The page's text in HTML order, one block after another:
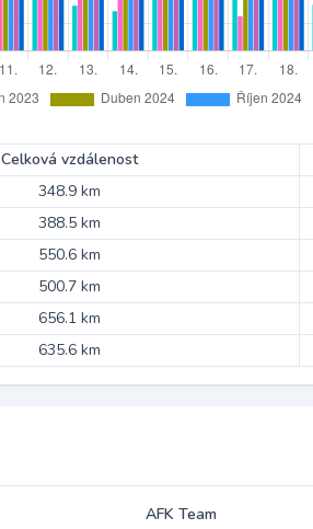
Celková vzdálenost
348.9 km
388.5 km
550.6 km
500.7 km
656.1 km
635.6 km
AFK Team